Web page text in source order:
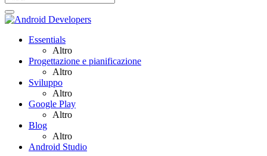
Essentials
Altro
Progettazione e pianificazione
Altro
Sviluppo
Altro
Google Play
Altro
Blog
Altro
Android Studio